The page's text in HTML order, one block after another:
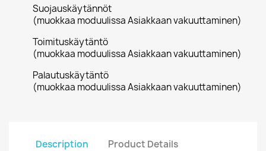
Suojauskäytännöt
(muokkaa moduulissa Asiakkaan vakuuttaminen)
Toimituskäytäntö
(muokkaa moduulissa Asiakkaan vakuuttaminen)
Palautuskäytäntö
(muokkaa moduulissa Asiakkaan vakuuttaminen)
Description Product Details